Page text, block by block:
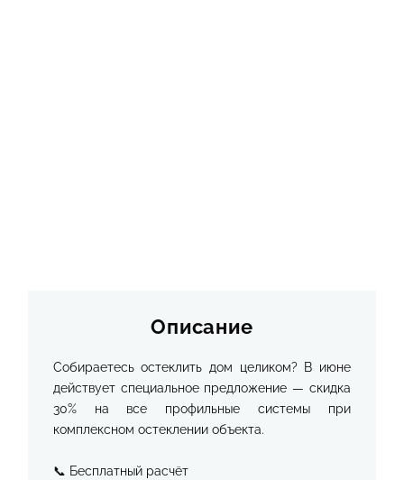
Описание
Собираетесь остеклить дом целиком? В июне
действует специальное предложение — скидка
30% на все профильные системы при
комплексном остеклении объекта.
📞 Бесплатный расчёт